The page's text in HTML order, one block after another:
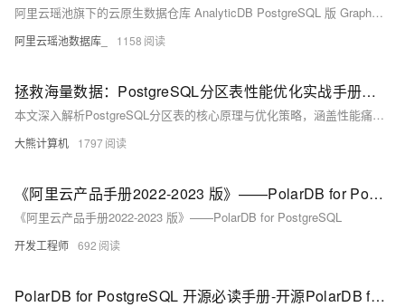
阿里云瑶池旗下的云原生数据仓库 AnalyticDB PostgreSQL 版 GraphRAG 技术，创新融合知识图谱动态推理+向量语义检索，通过实体关系映射与多跳路径优化，构建可应对复杂场景的决策引擎。本文将通过家电故障诊断和医疗预问诊两大高价值场景，解析其如何实现从“被动应答”到“主动决策”的跨越。
阿里云瑶池数据库_ 1158
拯救海量数据：PostgreSQL分区表性能优化实战手册（附压测对比）
本文深入解析PostgreSQL分区表的核心原理与优化策略，涵盖性能痛点、实战案例及压测对比。首先阐述分区表作为继承表+路由规则的逻辑封装，分析分区裁剪失效、全局索引膨胀和VACUUM堆积三大性能杀手，并通过电商订单表崩溃事件说明旧分区维护的重要性。接着提出四维设计法优化分区策略，包括时间范围分区黄金法则与自动化维护体系。同时对比局部索引与全局索引性能，展示后者在特定场景下的优势。进一步探讨并行查询优化、冷热数据分层存储及故障复盘，解决分区锁竞争问题。
大熊计算机 1797
《阿里云产品手册2022-2023 版》——PolarDB for PostgreSQL
《阿里云产品手册2022-2023 版》——PolarDB for PostgreSQL
开发工程师 692
PolarDB for PostgreSQL 开源必读手册-开源PolarDB for PostgreSQL架构介绍（上）